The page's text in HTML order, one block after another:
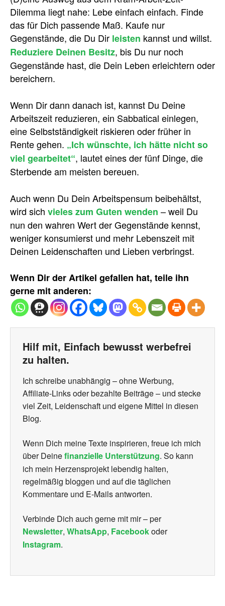
Dilemma liegt nahe: Lebe einfach einfach. Finde
das für Dich passende Maß. Kaufe nur
Gegenstände, die Du Dir leisten kannst und willst.
Reduziere Deinen Besitz, bis Du nur noch
Gegenstände hast, die Dein Leben erleichtern oder
bereichern.
Wenn Dir dann danach ist, kannst Du Deine
Arbeitszeit reduzieren, ein Sabbatical einlegen,
eine Selbstständigkeit riskieren oder früher in
Rente gehen. „Ich wünschte, ich hätte nicht so
viel gearbeitet“, lautet eines der fünf Dinge, die
Sterbende am meisten bereuen.
Auch wenn Du Dein Arbeitspensum beibehältst,
wird sich vieles zum Guten wenden – weil Du
nun den wahren Wert der Gegenstände kennst,
weniger konsumierst und mehr Lebenszeit mit
Deinen Leidenschaften und Lieben verbringst.
Wenn Dir der Artikel gefallen hat, teile ihn
gerne mit anderen:
Hilf mit, Einfach bewusst werbefrei
zu halten.
Ich schreibe unabhängig – ohne Werbung,
Affiliate-Links oder bezahlte Beiträge – und stecke
viel Zeit, Leidenschaft und eigene Mittel in diesen
Blog.
Wenn Dich meine Texte inspirieren, freue ich mich
über Deinefinanzielle Unterstützung. So kann
ich mein Herzensprojekt lebendig halten,
regelmäßig bloggen und auf die täglichen
Kommentare und E-Mails antworten.
Verbinde Dich auch gerne mit mir – per
Newsletter, WhatsApp, Facebookoder
Instagram.